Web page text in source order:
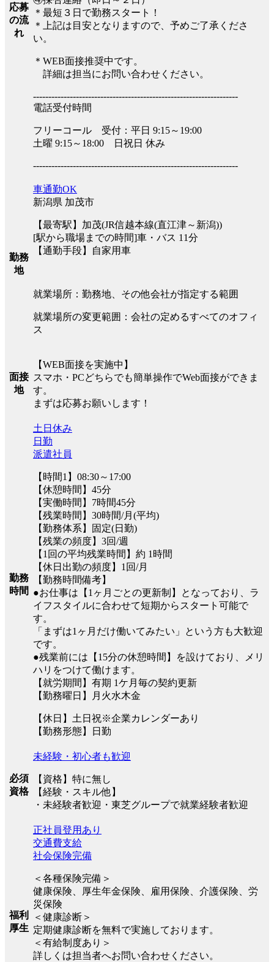
応募
の流
れ
＊最短３日で勤務スタート！
＊上記は目安となりますので、予めご了承くださ
い。
＊WEB面接推奨中です。
詳細は担当にお問い合わせください。
-------------------------------------------------------------------
電話受付時間
フリーコール 受付：平日 9:15～19:00
土曜 9:15～18:00 日祝日 休み
-------------------------------------------------------------------
勤務
地
車通勤OK
新潟県 加茂市
【最寄駅】加茂(JR信越本線(直江津～新潟))
[駅から職場までの時間]車・バス 11分
【通勤手段】自家用車
就業場所：勤務地、その他会社が指定する範囲
就業場所の変更範囲：会社の定めるすべてのオフィ
ス
面接
地
【WEB面接を実施中】
スマホ・PCどちらでも簡単操作でWeb面接ができま
す。
まずは応募お願いします！
勤務
時間
土日休み
日勤
派遣社員
【時間1】08:30～17:00
【休憩時間】45分
【実働時間】7時間45分
【残業時間】30時間/月(平均)
【勤務体系】固定(日勤)
【残業の頻度】3回/週
【1回の平均残業時間】約 1時間
【休日出勤の頻度】1回/月
【勤務時間備考】
●お仕事は【1ヶ月ごとの更新制】となっており、ラ
イフスタイルに合わせて短期からスタート可能で
す。
「まずは1ヶ月だけ働いてみたい」という方も大歓迎
です。
●残業前には【15分の休憩時間】を設けており、メリ
ハリをつけて働けます。
【就労期間】有期 1ケ月毎の契約更新
【勤務曜日】月火水木金
【休日】土日祝※企業カレンダーあり
【勤務形態】日勤
必須
資格
未経験・初心者も歓迎
【資格】特に無し
【経験・スキル他】
・未経験者歓迎・東芝グループで就業経験者歓迎
福利
厚生
正社員登用あり
交通費支給
社会保険完備
＜各種保険完備＞
健康保険、厚生年金保険、雇用保険、介護保険、労
災保険
＜健康診断＞
定期健康診断を無料で実施しております。
＜有給制度あり＞
詳しくは担当者へお問い合わせください。